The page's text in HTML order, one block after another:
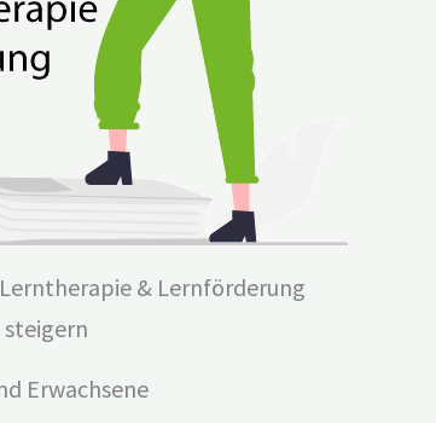
& Lernförderung
steigern
Erwachsene